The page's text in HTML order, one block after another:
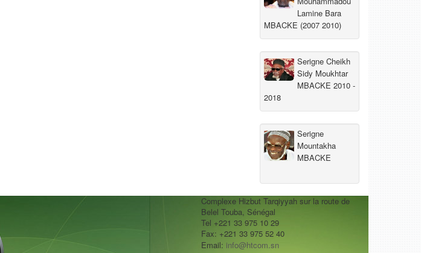
Lamine Bara
MBACKE (2007 2010)
Serigne Cheikh
Sidy Moukhtar
MBACKE 2010 -
2018
Serigne
Mountakha
MBACKE
Complexe Hizbut Tarqiyyah sur la route de
Belel Touba, Sénégal
Tel +221 33 975 10 29
Fax: +221 33 975 52 40
Email: info@htcom.sn